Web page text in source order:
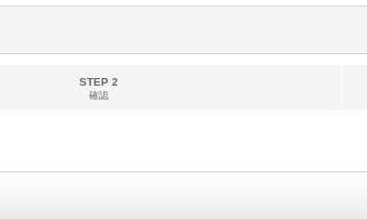
STEP 2
確認